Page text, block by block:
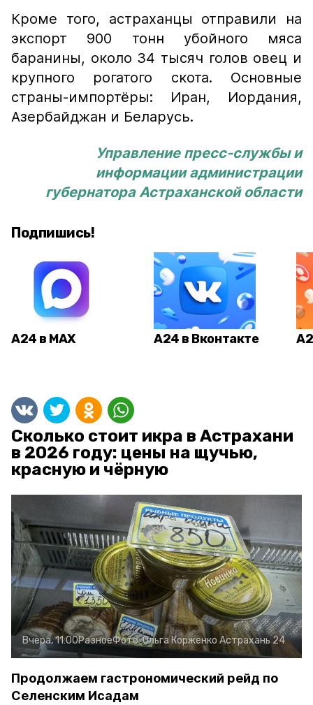
Кроме того, астраханцы отправили на
экспорт 900 тонн убойного мяса
баранины, около 34 тысяч голов овец и
крупного рогатого скота. Основные
страны-импортёры: Иран, Иордания,
Азербайджан и Беларусь.
Управление пресс-службы и
информации администрации
губернатора Астраханской области
Подпишись!
А24 в MAX А24 в Вконтакте
Сколько стоит икра в Астрахани
в 2026 году: цены на щучью,
красную и чёрную
Вчера, 11:00РазноеФото:Ольга Корженко Астрахань 24
Продолжаем гастрономический рейд по
Селенским Исадам